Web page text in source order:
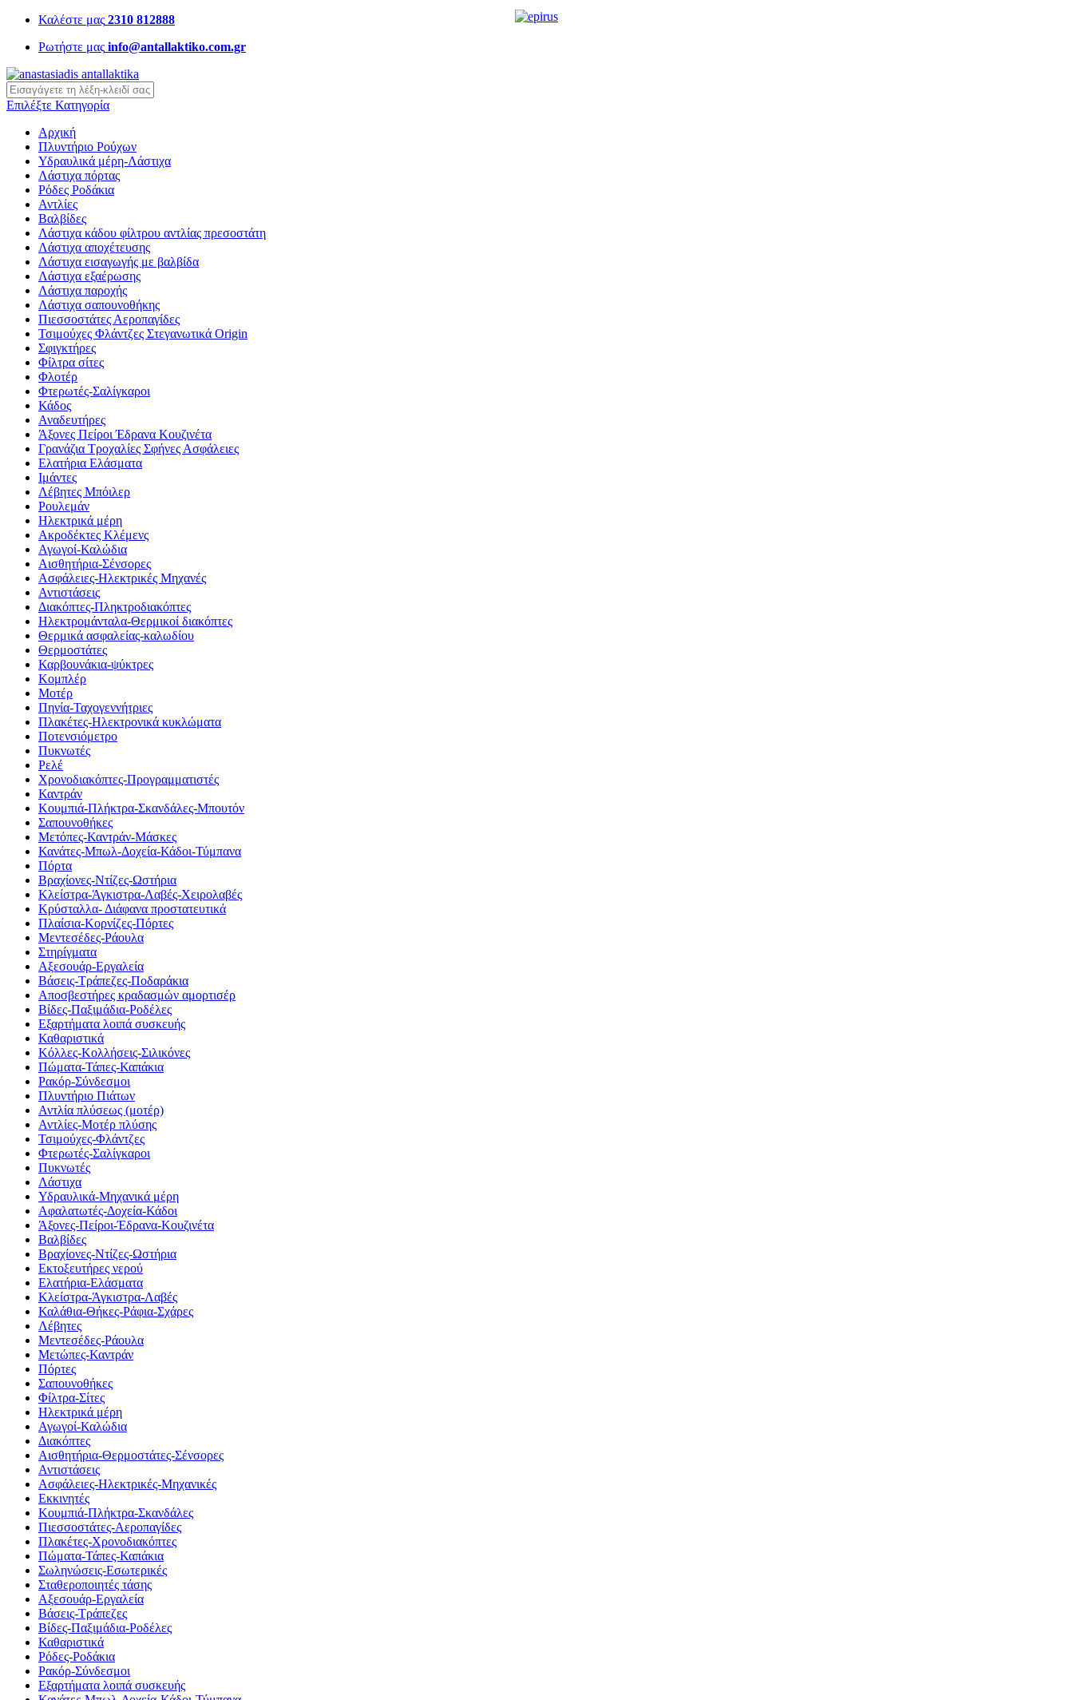
Καλέστε μας 2310 812888
Ρωτήστε μας info@antallaktiko.com.gr
Επιλέξτε Κατηγορία
Αρχική
Πλυντήριο Ρούχων
Υδραυλικά μέρη-Λάστιχα
Λάστιχα πόρτας
Ρόδες Ροδάκια
Αντλίες
Βαλβίδες
Λάστιχα κάδου φίλτρου αντλίας πρεσοστάτη
Λάστιχα αποχέτευσης
Λάστιχα εισαγωγής με βαλβίδα
Λάστιχα εξαέρωσης
Λάστιχα παροχής
Λάστιχα σαπουνοθήκης
Πιεσσοστάτες Αεροπαγίδες
Τσιμούχες Φλάντζες Στεγανωτικά Origin
Σφιγκτήρες
Φίλτρα σίτες
Φλοτέρ
Φτερωτές-Σαλίγκαροι
Κάδος
Αναδευτήρες
Άξονες Πείροι Έδρανα Κουζινέτα
Γρανάζια Τροχαλίες Σφήνες Ασφάλειες
Ελατήρια Ελάσματα
Ιμάντες
Λέβητες Μπόιλερ
Ρουλεμάν
Ηλεκτρικά μέρη
Ακροδέκτες Κλέμενς
Αγωγοί-Καλώδια
Αισθητήρια-Σένσορες
Ασφάλειες-Ηλεκτρικές Μηχανές
Αντιστάσεις
Διακόπτες-Πληκτροδιακόπτες
Ηλεκτρομάνταλα-Θερμικοί διακόπτες
Θερμικά ασφαλείας-καλωδίου
Θερμοστάτες
Καρβουνάκια-ψύκτρες
Κομπλέρ
Μοτέρ
Πηνία-Ταχογεννήτριες
Πλακέτες-Ηλεκτρονικά κυκλώματα
Ποτενσιόμετρο
Πυκνωτές
Ρελέ
Χρονοδιακόπτες-Προγραμματιστές
Καντράν
Κουμπιά-Πλήκτρα-Σκανδάλες-Μπουτόν
Σαπουνοθήκες
Μετόπες-Καντράν-Μάσκες
Κανάτες-Μπωλ-Δοχεία-Κάδοι-Τύμπανα
Πόρτα
Βραχίονες-Ντίζες-Ωστήρια
Κλείστρα-Άγκιστρα-Λαβές-Χειρολαβές
Κρύσταλλα- Διάφανα προστατευτικά
Πλαίσια-Κορνίζες-Πόρτες
Μεντεσέδες-Ράουλα
Στηρίγματα
Αξεσουάρ-Εργαλεία
Βάσεις-Τράπεζες-Ποδαράκια
Αποσβεστήρες κραδασμών αμορτισέρ
Βίδες-Παξιμάδια-Ροδέλες
Εξαρτήματα λοιπά συσκευής
Καθαριστικά
Κόλλες-Κολλήσεις-Σιλικόνες
Πώματα-Τάπες-Καπάκια
Ρακόρ-Σύνδεσμοι
Πλυντήριο Πιάτων
Αντλία πλύσεως (μοτέρ)
Αντλίες-Μοτέρ πλύσης
Τσιμούχες-Φλάντζες
Φτερωτές-Σαλίγκαροι
Πυκνωτές
Λάστιχα
Υδραυλικά-Mηχανικά μέρη
Αφαλατωτές-Δοχεία-Κάδοι
Άξονες-Πείροι-Έδρανα-Κουζινέτα
Βαλβίδες
Βραχίονες-Ντίζες-Ωστήρια
Εκτοξευτήρες νερού
Ελατήρια-Ελάσματα
Κλείστρα-Άγκιστρα-Λαβές
Καλάθια-Θήκες-Ράφια-Σχάρες
Λέβητες
Μεντεσέδες-Ράουλα
Μετώπες-Καντράν
Πόρτες
Σαπουνοθήκες
Φίλτρα-Σίτες
Ηλεκτρικά μέρη
Αγωγοί-Καλώδια
Διακόπτες
Αισθητήρια-Θερμοστάτες-Σένσορες
Αντιστάσεις
Ασφάλειες-Ηλεκτρικές-Μηχανικές
Εκκινητές
Κουμπιά-Πλήκτρα-Σκανδάλες
Πιεσσοστάτες-Αεροπαγίδες
Πλακέτες-Χρονοδιακόπτες
Πώματα-Τάπες-Καπάκια
Σωληνώσεις-Εσωτερικές
Σταθεροποιητές τάσης
Αξεσουάρ-Εργαλεία
Βάσεις-Τράπεζες
Βίδες-Παξιμάδια-Ροδέλες
Καθαριστικά
Ρόδες-Ροδάκια
Ρακόρ-Σύνδεσμοι
Εξαρτήματα λοιπά συσκευής